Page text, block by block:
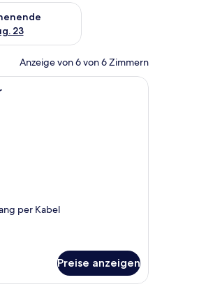
Aug. 16.
23
für nächstes Wochenende, Aug.
Anzeige von 6 von 6 Zimmern
Ein Hotelzimmer mit einem Bett, einem
per Kabel
Preise anzeigen